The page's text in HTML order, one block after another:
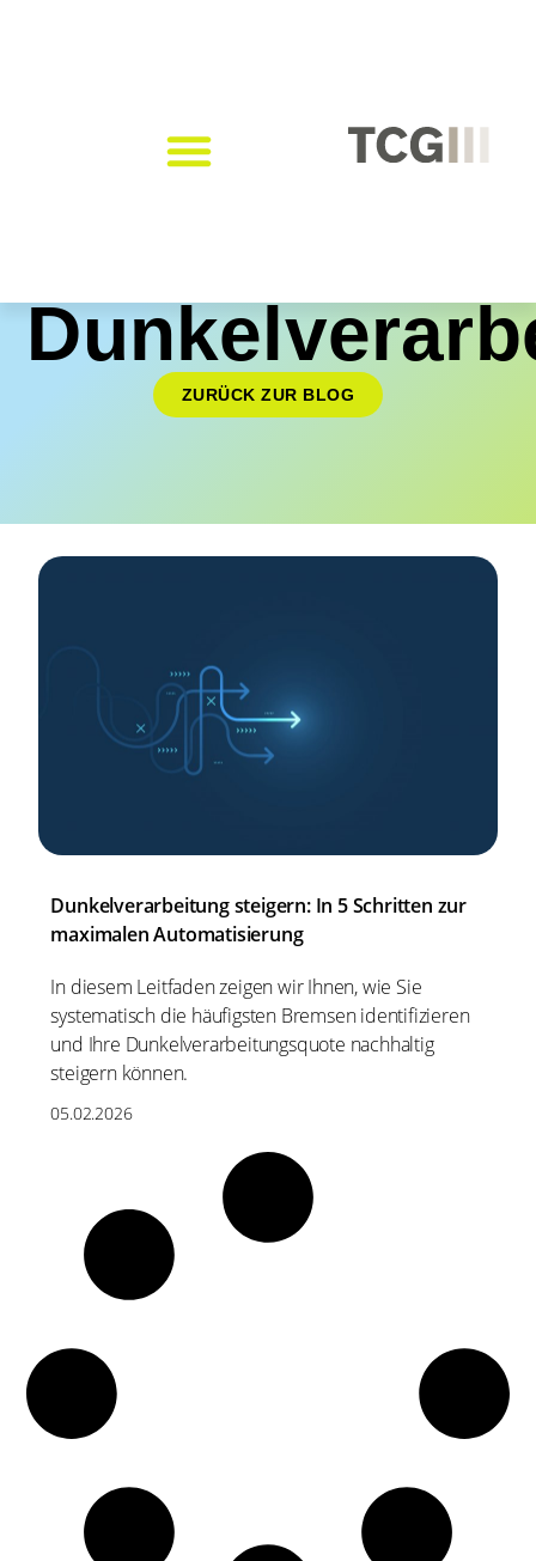
ZURÜCK ZUR BLOG
Dunkelverarbeitung steigern: In 5 Schritten zur
maximalen Automatisierung
In diesem Leitfaden zeigen wir Ihnen, wie Sie
systematisch die häufigsten Bremsen identifizieren
und Ihre Dunkelverarbeitungsquote nachhaltig
steigern können.
05.02.2026